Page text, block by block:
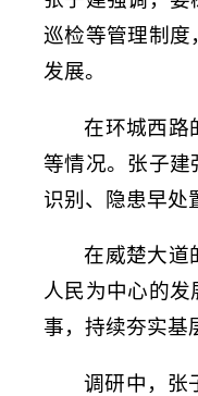
巡检等管理制度
发展。
在环城西路
等情况。张子建
识别、隐患早处
在威楚大道
人民为中心的
事，持续夯实基
调研中，张